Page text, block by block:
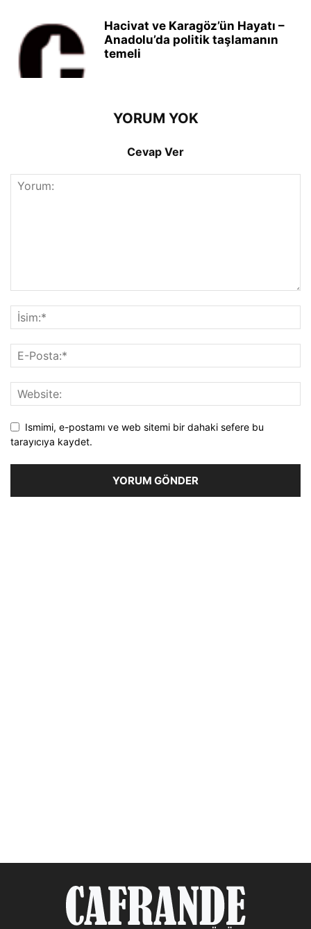
Hacivat ve Karagöz’ün Hayatı –
Anadolu’da politik taşlamanın
temeli
YORUM YOK
Cevap Ver
Ismimi, e-postamı ve web sitemi bir dahaki sefere bu
tarayıcıya kaydet.